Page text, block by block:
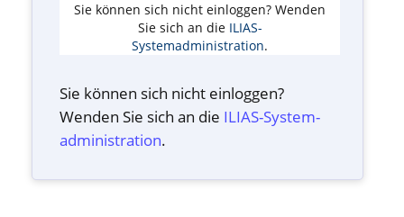
Sie können sich nicht einloggen? Wenden
Sie sich an die ILIAS-
Systemadministration.
Sie können sich nicht einloggen?
Wenden Sie sich an die ILIAS-System­
administration.